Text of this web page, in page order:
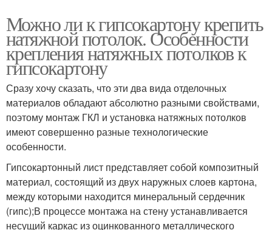
Можно ли к гипсокартону крепить
натяжной потолок. Особенности
крепления натяжных потолков к
гипсокартону
Сразу хочу сказать, что эти два вида отделочных
материалов обладают абсолютно разными свойствами,
поэтому монтаж ГКЛ и установка натяжных потолков
имеют совершенно разные технологические
особенности.
Гипсокартонный лист представляет собой композитный
материал, состоящий из двух наружных слоев картона,
между которыми находится минеральный сердечник
(гипс);В процессе монтажа на стену устанавливается
несущий каркас из оцинкованного металлического